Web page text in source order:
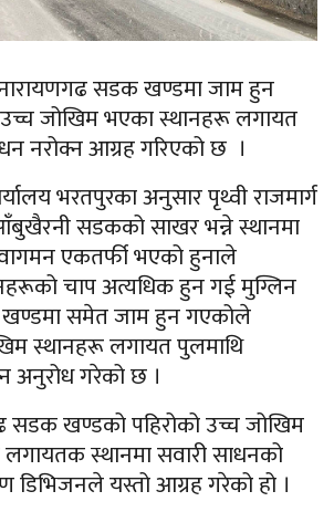
सडक खण्डमा जाम हुन
जोखिम भएका स्थानहरू लगायत
नरोक्न आग्रह गरिएको छ ।
भरतपुरका अनुसार पृथ्वी राजमार्ग
सडकको साखर भन्ने स्थानमा
एकतर्फी भएको हुनाले
चाप अत्यधिक हुन गई मुग्लिन
समेत जाम हुन गएकोले
स्थानहरू लगायत पुलमाथि
अनुरोध गरेको छ ।
सडक खण्डको पहिरोको उच्च जोखिम
स्थानमा सवारी साधनको
डिभिजनले यस्तो आग्रह गरेको हो ।